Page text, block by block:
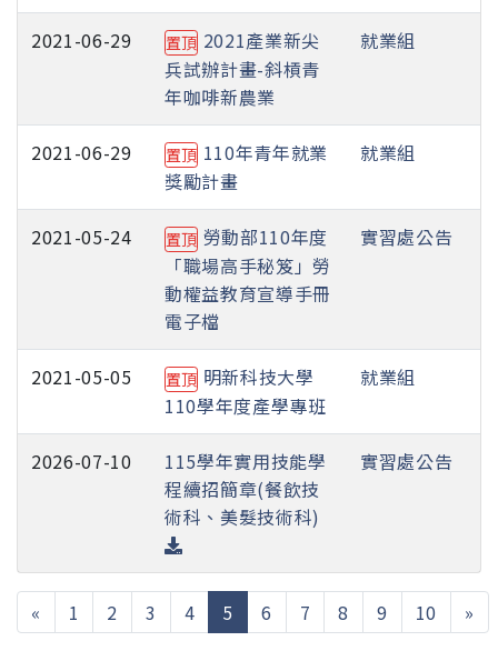
2021-06-29 置頂 2021產業新尖
兵試辦計畫-斜槓青
年咖啡新農業
就業組
2021-06-29 置頂 110年青年就業
獎勵計畫
就業組
2021-05-24 置頂 勞動部110年度
「職場高手秘笈」勞
動權益教育宣導手冊
電子檔
實習處公告
2021-05-05 置頂 明新科技大學
110學年度產學專班
就業組
2026-07-10
115學年實用技能學
程續招簡章(餐飲技
術科、美髮技術科)
實習處公告
« 1 2 3 4 5 (current)
6 7 8 9 10 »